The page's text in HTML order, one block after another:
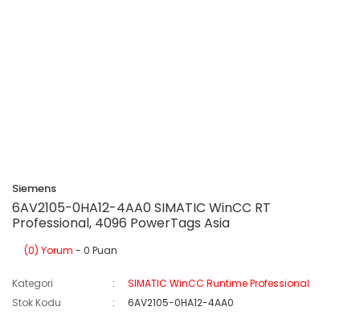
Siemens
6AV2105-0HA12-4AA0 SIMATIC WinCC RT
Professional, 4096 PowerTags Asia
(0) Yorum - 0 Puan
Kategori
SIMATIC WinCC Runtime Professional
Stok Kodu
6AV2105-0HA12-4AA0